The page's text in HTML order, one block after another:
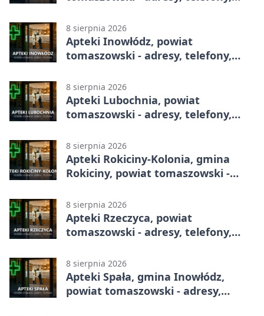
8 sierpnia 2026
Apteki Inowłódz, powiat
tomaszowski - adresy, telefony,
8 sierpnia 2026
Apteki Lubochnia, powiat
tomaszowski - adresy, telefony,
8 sierpnia 2026
Apteki Rokiciny-Kolonia, gmina
Rokiciny, powiat tomaszowski -
8 sierpnia 2026
Apteki Rzeczyca, powiat
tomaszowski - adresy, telefony,
8 sierpnia 2026
Apteki Spała, gmina Inowłódz,
powiat tomaszowski - adresy,